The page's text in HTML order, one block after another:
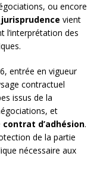
ou encore
jurisprudence vient
l’interprétation des
entrée en vigueur
contractuel
issus de la
et
contrat d’adhésion.
de la partie
nécessaire aux